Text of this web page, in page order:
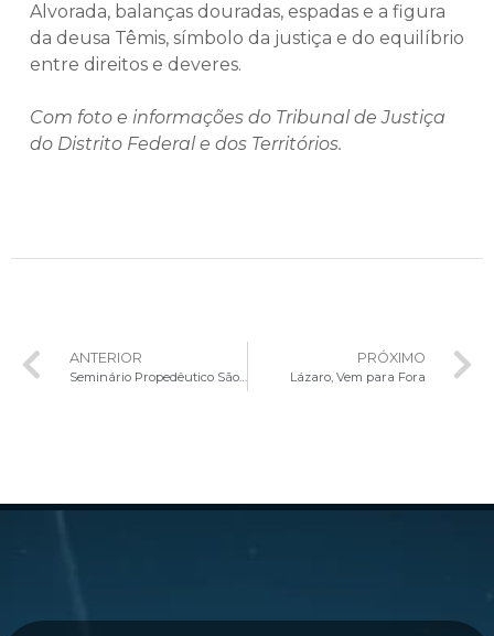
Alvorada, balanças douradas, espadas e a figura
da deusa Têmis, símbolo da justiça e do equilíbrio
entre direitos e deveres.
Com foto e informações do Tribunal de Justiça
do Distrito Federal e dos Territórios.
ANTERIOR
Seminário Propedêutico São José celebra 7 anos com Missa na Solenidade do Padroeiro
PRÓXIMO
Lázaro, Vem para Fora